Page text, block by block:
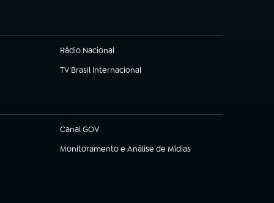
Rádio Nacional
TV Brasil Internacional
(abre em nova aba)
Canal GOV
(abre em nova aba)
Monitoramento e Análise de Mídias
(abre em nova aba)